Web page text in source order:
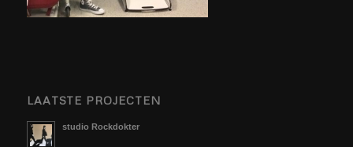
LAATSTE PROJECTEN
studio Rockdokter